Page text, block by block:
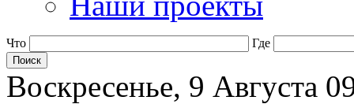
Что Где
Воскресенье, 9 Августа